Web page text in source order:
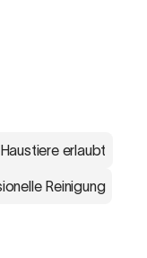
Haustiere erlaubt
Reinigung